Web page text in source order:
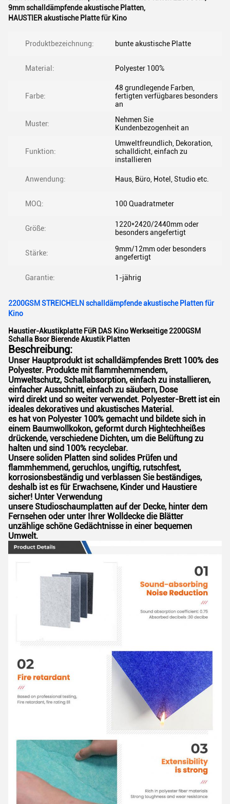
9mm schalldämpfende akustische Platten,
HAUSTIER akustische Platte für Kino
Produktbezeichnung: bunte akustische Platte
Material: Polyester 100%
Farbe:
48 grundlegende Farben,
fertigten verfügbares besonders
an
Muster:
Nehmen Sie
Kundenbezogenheit an
Funktion:
Umweltfreundlich, Dekoration,
schalldicht, einfach zu
installieren
Anwendung: Haus, Büro, Hotel, Studio etc.
MOQ: 100 Quadratmeter
Größe:
1220*2420/2440mm oder
besonders angefertigt
Stärke:
9mm/12mm oder besonders
angefertigt
Garantie: 1-jährig
2200GSM STREICHELN schalldämpfende akustische Platten für
Kino
Haustier-Akustikplatte FüR DAS Kino Werkseitige 2200GSM
Schalla Bsor Bierende Akustik Platten
Beschreibung:
Unser Hauptprodukt ist schalldämpfendes Brett 100% des
Polyester. Produkte mit flammhemmendem,
Umweltschutz, Schallabsorption, einfach zu installieren,
einfacher Ausschnitt, einfach zu säubern, Dose
wird direkt und so weiter verwendet. Polyester-Brett ist ein
ideales dekoratives und akustisches Material.
es hat von Polyester 100% gemacht und bildete sich in
einem Baumwollkokon, geformt durch Hightechheißes
drückende, verschiedene Dichten, um die Belüftung zu
halten und sind 100% recyclebar.
Unsere soliden Platten sind solides Prüfen und
flammhemmend, geruchlos, ungiftig, rutschfest,
korrosionsbeständig und verblassen Sie beständiges,
deshalb ist es für Erwachsene, Kinder und Haustiere
sicher! Unter Verwendung
unsere Studioschaumplatten auf der Decke, hinter dem
Fernsehen oder unter Ihrer Wolldecke die Blätter
unzählige schöne Gedächtnisse in einer bequemen
Umwelt.